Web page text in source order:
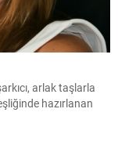
arlak taşlarla
hazırlanan